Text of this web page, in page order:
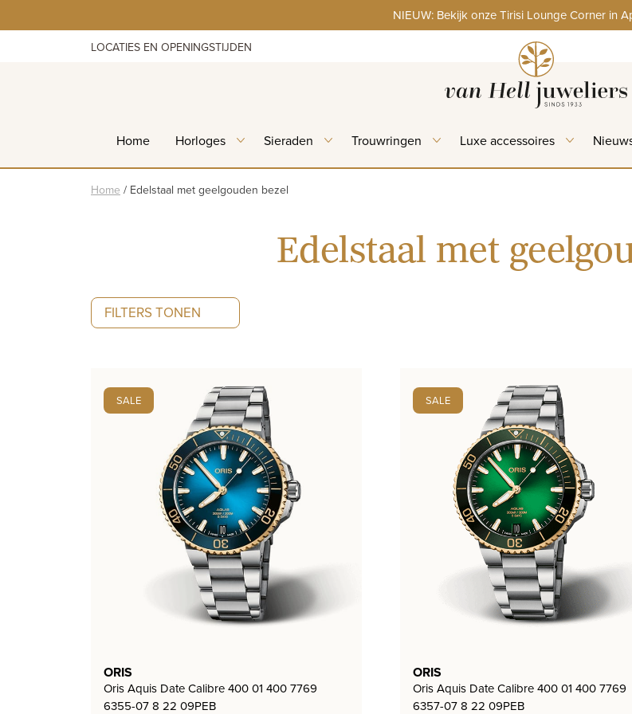
to
NIEUW: Bekijk onze Tirisi Lounge Corner in
LOCATIES EN OPENINGSTIJDEN
Home Horloges Sieraden Trouwringen Luxe accessoires
Home / Edelstaal met geelgouden bezel
Edelstaal met
FILTERS TONEN
SALE
ORIS
Oris Aquis Date Calibre 400 01 400 7769
6355-07 8 22 09PEB
SALE
ORIS
Oris Aquis Date Calibre 400 01 400 7769
6357-07 8 22 09PEB